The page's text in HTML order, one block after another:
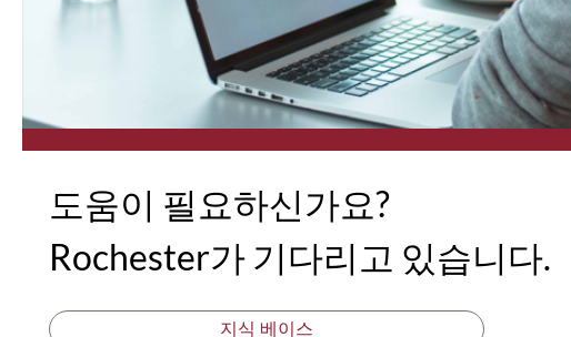
도움이 필요하신가요?
Rochester가 기다리고 있습니다.
지식 베이스